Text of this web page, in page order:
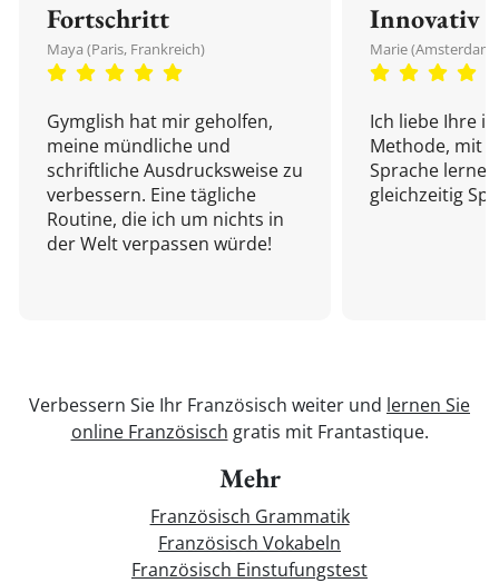
Fortschritt
Maya (Paris, Frankreich)
Gymglish hat mir geholfen,
meine mündliche und
schriftliche Ausdrucksweise zu
verbessern. Eine tägliche
Routine, die ich um nichts in
der Welt verpassen würde!
Innovativ
Marie
Ich liebe Ihre
Methode, mit
Sprache
gleichzeitig
Verbessern Sie Ihr Französisch weiter und lernen Sie
online Französisch gratis mit Frantastique.
Mehr
Französisch Grammatik
Französisch Vokabeln
Französisch Einstufungstest